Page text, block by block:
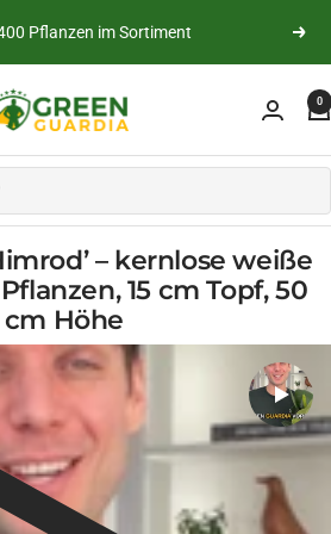
Next
Guardia - Ihr Experte für Schädlinge und 0
– kernlose weiße
15 cm Topf, 50
cm Höhe